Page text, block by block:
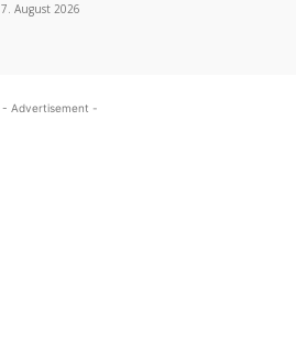
7. August 2026
- Advertisement -